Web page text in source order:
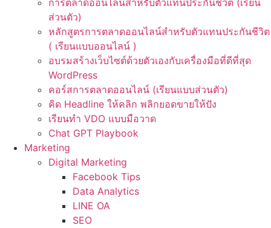
การตลาดออนไลน์สำหรับตัวแทนประกันชีวิต (เรียน
ส่วนตัว)
หลักสูตรการตลาดออนไลน์สำหรับตัวแทนประกันชีวิต
( เรียนแบบออนไลน์ )
อบรมสร้างเว็บไซต์ด้วยตัวเองกับเครื่องมือที่ดีที่สุด
WordPress
คอร์สการตลาดออนไลน์ (เรียนแบบส่วนตัว)
คิด Headline ให้คลิก พลิกยอดขายให้ปัง
เรียนทำ VDO แบบมือวาด
Chat GPT Playbook
Marketing
Digital Marketing
Facebook Tips
Data Analytics
LINE OA
SEO